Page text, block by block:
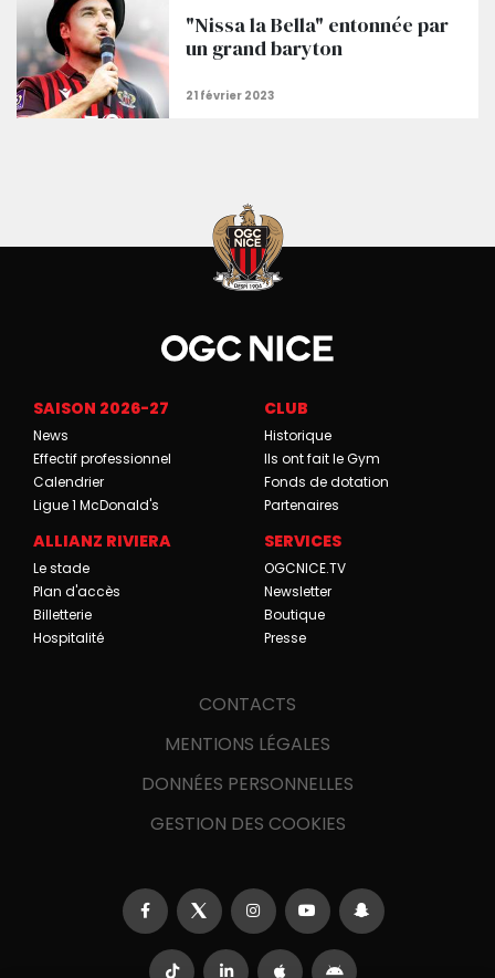
"Nissa la Bella" entonnée par
un grand baryton
SAISON 2026-27
News
Effectif professionnel
Calendrier
Ligue 1 McDonald's
CLUB
Historique
Ils ont fait le Gym
Fonds de dotation
Partenaires
ALLIANZ RIVIERA
Le stade
Plan d'accès
Billetterie
Hospitalité
SERVICES
OGCNICE.TV
Newsletter
Boutique
Presse
CONTACTS
MENTIONS LÉGALES
DONNÉES PERSONNELLES
GESTION DES COOKIES